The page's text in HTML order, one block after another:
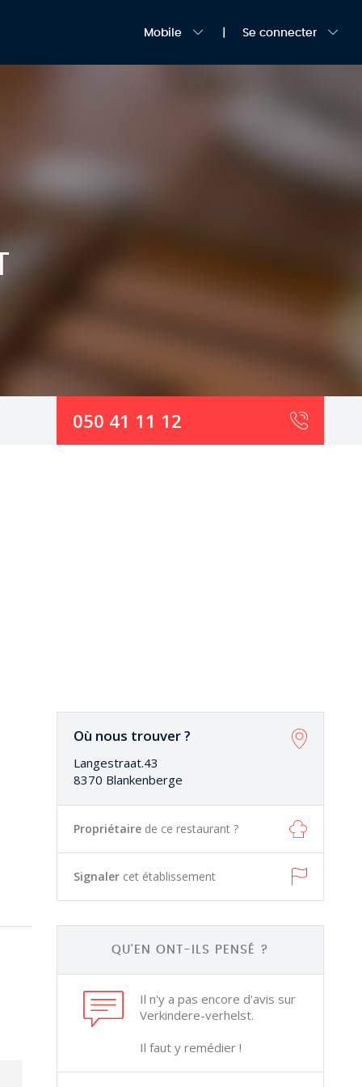
Mobile Se connecter
050 41 11 12
Où nous trouver ?
Langestraat.43
8370 Blankenberge
Propriétaire de ce restaurant ?
Signaler cet établissement
QU'EN ONT-ILS PENSÉ ?
Il n'y a pas encore d'avis sur
Verkindere-verhelst.
Il faut y remédier !